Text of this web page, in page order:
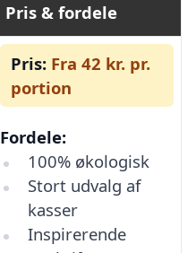
Pris & fordele
Pris: Fra 42 kr. pr.
portion
Fordele:
100% økologisk
Stort udvalg af
kasser
Inspirerende